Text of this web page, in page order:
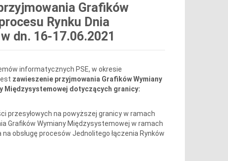
Grafików
Rynku Dnia
dn. 16-17.06.2021
informatycznych PSE, w okresie
zawieszenie przyjmowania Grafików Wymiany
Międzysystemowej dotyczących granicy:
przesyłowych na powyższej granicy w ramach
Grafików Wymiany Międzysystemowej w ramach
obsługę procesów Jednolitego łączenia Rynków